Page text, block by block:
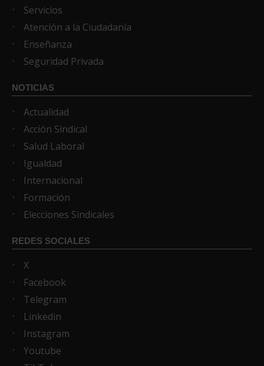
Servicios
Atención a la Ciudadanía
Enseñanza
Seguridad Privada
NOTICIAS
Actualidad
Acción Sindical
Salud Laboral
Igualdad
Internacional
Formación
Elecciones Sindicales
REDES SOCIALES
X
Facebook
Telegram
Linkedin
Instagram
Youtube